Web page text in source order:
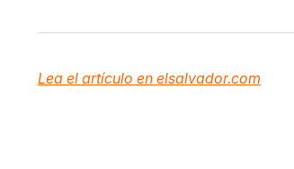
Lea el artículo en elsalvador.com